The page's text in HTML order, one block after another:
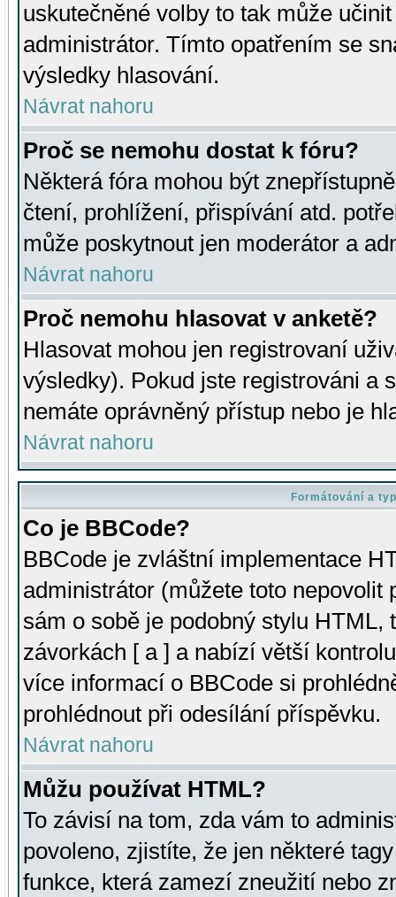
uskutečněné volby to tak může
administrátor. Tímto opatřením se
výsledky hlasování.
Návrat nahoru
Proč se nemohu dostat k fóru?
Některá fóra mohou být
čtení, prohlížení, přispívání atd.
může poskytnout jen moderátor a
Návrat nahoru
Proč nemohu hlasovat v anketě?
Hlasovat mohou jen registrovaní
výsledky). Pokud jste registrováni a
nemáte oprávněný přístup nebo je
Návrat nahoru
Formátování a
Co je BBCode?
BBCode je zvláštní implementace
administrátor (můžete toto
sám o sobě je podobný stylu HTML,
závorkách [ a ] a nabízí větší
více informací o BBCode si
prohlédnout při odesílání příspěvku.
Návrat nahoru
Můžu používat HTML?
To závisí na tom, zda vám to
povoleno, zjistíte, že jen některé
funkce, která zamezí zneužití nebo